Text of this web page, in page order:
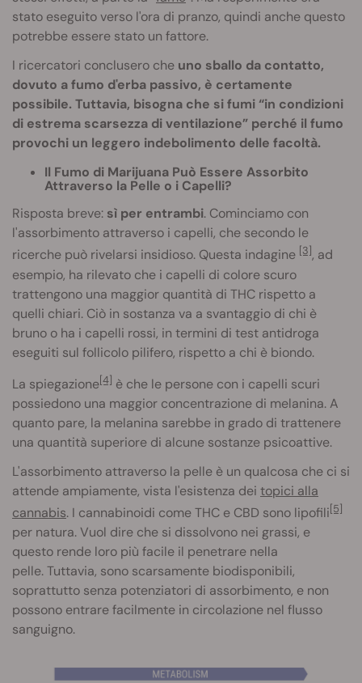
stato eseguito verso l'ora di pranzo, quindi anche questo
potrebbe essere stato un fattore.
I ricercatori conclusero che uno sballo da contatto,
dovuto a fumo d'erba passivo, è certamente
possibile. Tuttavia, bisogna che si fumi “in condizioni
di estrema scarsezza di ventilazione” perché il fumo
provochi un leggero indebolimento delle facoltà.
Il Fumo di Marijuana Può Essere Assorbito
Attraverso la Pelle o i Capelli?
Risposta breve: sì per entrambi. Cominciamo con
l'assorbimento attraverso i capelli, che secondo le
ricerche può rivelarsi insidioso. Questa indagine [3], ad
esempio, ha rilevato che i capelli di colore scuro
trattengono una maggior quantità di THC rispetto a
quelli chiari. Ciò in sostanza va a svantaggio di chi è
bruno o ha i capelli rossi, in termini di test antidroga
eseguiti sul follicolo pilifero, rispetto a chi è biondo.
La spiegazione[4] è che le persone con i capelli scuri
possiedono una maggior concentrazione di melanina. A
quanto pare, la melanina sarebbe in grado di trattenere
una quantità superiore di alcune sostanze psicoattive.
L'assorbimento attraverso la pelle è un qualcosa che ci si
attende ampiamente, vista l'esistenza dei topici alla
cannabis. I cannabinoidi come THC e CBD sono lipofili[5]
per natura. Vuol dire che si dissolvono nei grassi, e
questo rende loro più facile il penetrare nella
pelle. Tuttavia, sono scarsamente biodisponibili,
soprattutto senza potenziatori di assorbimento, e non
possono entrare facilmente in circolazione nel flusso
sanguigno.